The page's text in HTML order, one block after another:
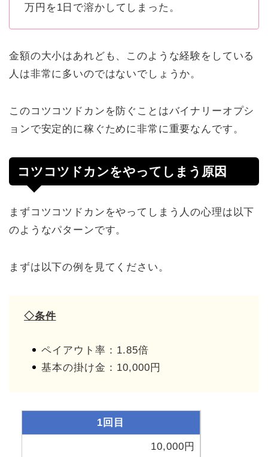
万円を1日で溶かしてしまった。
金額の大小はあれども、このような経験をしている
人は非常に多いのではないでしょうか。
このコツコツドカンを防ぐことはバイナリーオプシ
ョンで安定的に稼ぐために非常に重要なんです。
コツコツドカンをやってしまう原因
まずコツコツドカンをやってしまう人の心理は以下
のようなパターンです。
まずは以下の例を見てください。
◇条件
ペイアウト率：1.85倍
基本の掛け金：10,000円
1回目
10,000円